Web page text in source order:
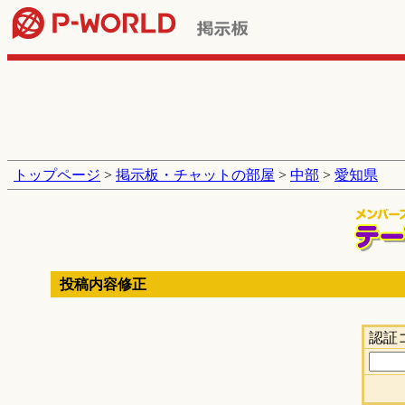
トップページ > 掲示板・チャットの部屋 > 中部 > 愛知県
投稿内容修正
認証